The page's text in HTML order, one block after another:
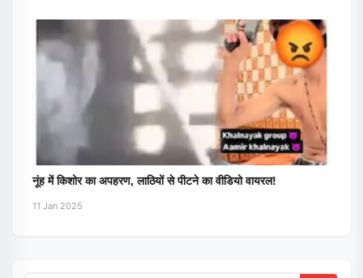
नूंह में किशोर का अपहरण, लाठियों से पीटने का वीडियो वायरल!
11 Jan 2025